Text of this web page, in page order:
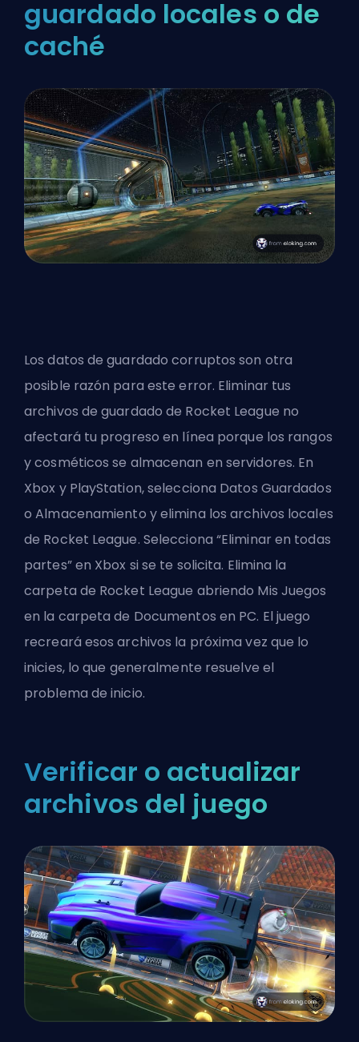
guardado locales o de
caché
Los datos de guardado corruptos son otra
posible razón para este error. Eliminar tus
archivos de guardado de Rocket League no
afectará tu progreso en línea porque los rangos
y cosméticos se almacenan en servidores. En
Xbox y PlayStation, selecciona Datos Guardados
o Almacenamiento y elimina los archivos locales
de Rocket League. Selecciona “Eliminar en todas
partes” en Xbox si se te solicita. Elimina la
carpeta de Rocket League abriendo Mis Juegos
en la carpeta de Documentos en PC. El juego
recreará esos archivos la próxima vez que lo
inicies, lo que generalmente resuelve el
problema de inicio.
Verificar o actualizar
archivos del juego